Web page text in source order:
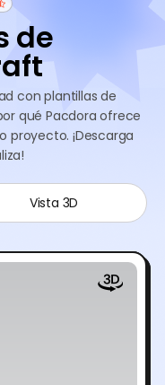
de
con plantillas de
qué Pacdora ofrece
proyecto. ¡Descarga
Vista 3D